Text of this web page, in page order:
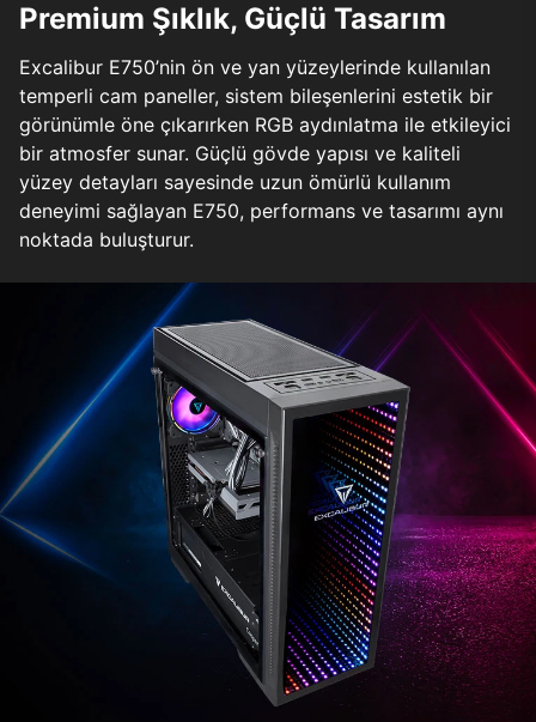
Premium Şıklık, Güçlü Tasarım
Excalibur E750’nin ön ve yan yüzeylerinde kullanılan
temperli cam paneller, sistem bileşenlerini estetik bir
görünümle öne çıkarırken RGB aydınlatma ile etkileyici
bir atmosfer sunar. Güçlü gövde yapısı ve kaliteli
yüzey detayları sayesinde uzun ömürlü kullanım
deneyimi sağlayan E750, performans ve tasarımı aynı
noktada buluşturur.